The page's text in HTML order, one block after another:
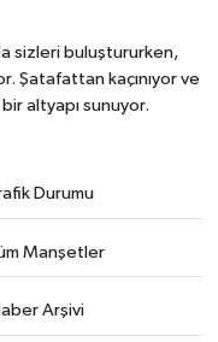
sizleri buluştururken,
Şatafattan kaçınıyor ve
altyapı sunuyor.
Durumu
Manşetler
Arşivi